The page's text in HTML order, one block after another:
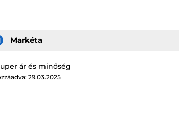
Markéta
ár és minőség
29.03.2025